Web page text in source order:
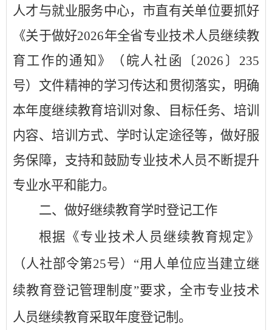
人才与就业服务中心，市直有关单位要抓好
《关于做好2026年全省专业技术人员继续教
育工作的通知》（皖人社函
〔 2026 〕 235
号）文件精神的学习传达和贯彻落实，明确
本年度继续教育培训对象、目标任务、培训
内容、培训方式、学时认定途径等，做好服
务保障，支持和鼓励专业技术人员不断提升
专业水平和能力。
二、 做好继续教育学时登记工作
根据《专业技术人员继续教育规定》
（人社部令第25号） “用人单位应当建立继
续教育登记管理制度”要求，全市专业技术
人员继续教育采取年度登记制。